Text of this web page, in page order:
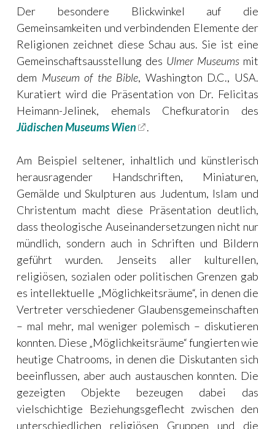
Der besondere Blickwinkel auf die
Gemeinsamkeiten und verbindenden Elemente der
Religionen zeichnet diese Schau aus. Sie ist eine
Gemeinschaftsausstellung des Ulmer Museums mit
dem Museum of the Bible, Washington D.C., USA.
Kuratiert wird die Präsentation von Dr. Felicitas
Heimann-Jelinek, ehemals Chefkuratorin des
Jüdischen Museums Wien
.
Am Beispiel seltener, inhaltlich und künstlerisch
herausragender Handschriften, Miniaturen,
Gemälde und Skulpturen aus Judentum, Islam und
Christentum macht diese Präsentation deutlich,
dass theologische Auseinandersetzungen nicht nur
mündlich, sondern auch in Schriften und Bildern
geführt wurden. Jenseits aller kulturellen,
religiösen, sozialen oder politischen Grenzen gab
es intellektuelle „Möglichkeitsräume“, in denen die
Vertreter verschiedener Glaubensgemeinschaften
– mal mehr, mal weniger polemisch – diskutieren
konnten. Diese „Möglichkeitsräume“ fungierten wie
heutige Chatrooms, in denen die Diskutanten sich
beeinflussen, aber auch austauschen konnten. Die
gezeigten Objekte bezeugen dabei das
vielschichtige Beziehungsgeflecht zwischen den
unterschiedlichen religiösen Gruppen und die